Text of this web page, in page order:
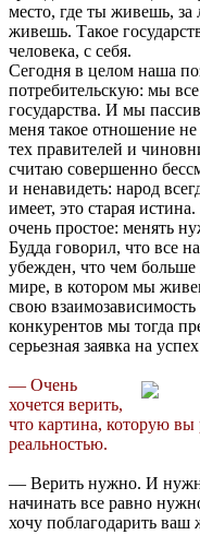
место, где ты живешь,
живешь. Такое
человека, с себя.
Сегодня в целом наша
потребительскую: мы
государства. И мы
меня такое отношение не
тех правителей и
считаю совершенно
и ненавидеть: народ
имеет, это старая
очень простое: менять
Будда говорил, что все
убежден, что чем больше
мире, в котором мы
свою
конкурентов мы тогда
серьезная заявка на
— Очень
хочется верить,
что картина, которую вы
реальностью.
— Верить нужно. И
начинать все равно
хочу поблагодарить ваш